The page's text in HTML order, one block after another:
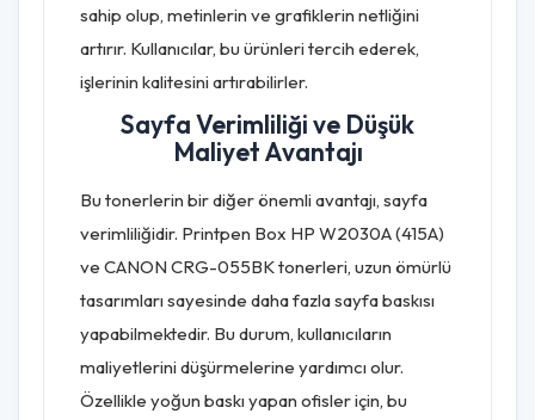
sahip olup, metinlerin ve grafiklerin netliğini
artırır. Kullanıcılar, bu ürünleri tercih ederek,
işlerinin kalitesini artırabilirler.
Sayfa Verimliliği ve Düşük
Maliyet Avantajı
Bu tonerlerin bir diğer önemli avantajı, sayfa
verimliliğidir. Printpen Box HP W2030A (415A)
ve CANON CRG-055BK tonerleri, uzun ömürlü
tasarımları sayesinde daha fazla sayfa baskısı
yapabilmektedir. Bu durum, kullanıcıların
maliyetlerini düşürmelerine yardımcı olur.
Özellikle yoğun baskı yapan ofisler için, bu